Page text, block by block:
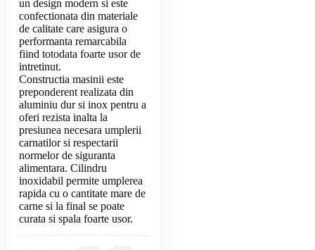
un design modern si este
confectionata din materiale
de calitate care asigura o
performanta remarcabila
fiind totodata foarte usor de
intretinut.
Constructia masinii este
preponderent realizata din
aluminiu dur si inox pentru a
oferi rezista inalta la
presiunea necesara umplerii
carnatilor si respectarii
normelor de siguranta
alimentara. Cilindru
inoxidabil permite umplerea
rapida cu o cantitate mare de
carne si la final se poate